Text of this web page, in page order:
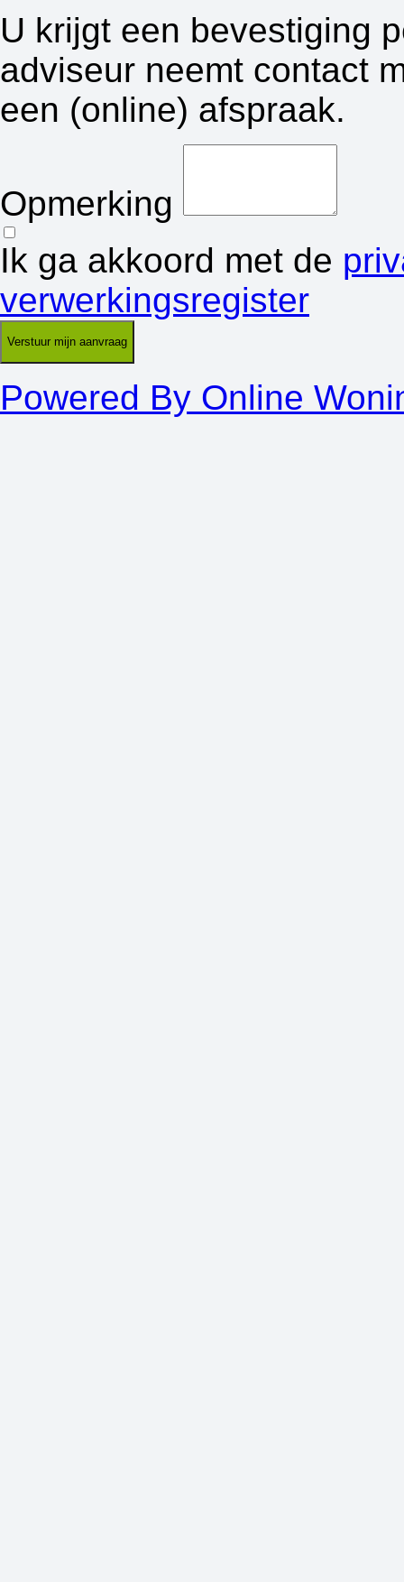
U krijgt een bevestiging
adviseur neemt contact
een (online) afspraak.
Opmerking
Ik ga akkoord met de
verwerkingsregister
Verstuur mijn aanvraag
Powered By Online